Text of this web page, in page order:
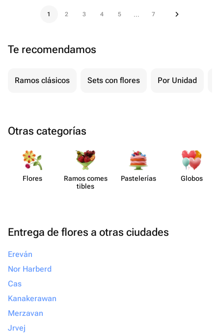
1 2 3 4 5 ... 7
Te recomendamos
Ramos clásicos Sets con flores Por Unidad
Otras categorías
Flores
Ramos comes​
tibles
Paste​lerías Globos
Entrega de flores a otras ciudades
Ereván
Nor Harberd
Cas
Kanakerawan
Merzavan
Jrvej